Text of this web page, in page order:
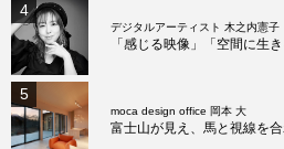
4
デジタルアーティスト 木之内憲子
「感じる映像」「空間に生
5
moca design office 岡本 大
富士山が見え、馬と視線を